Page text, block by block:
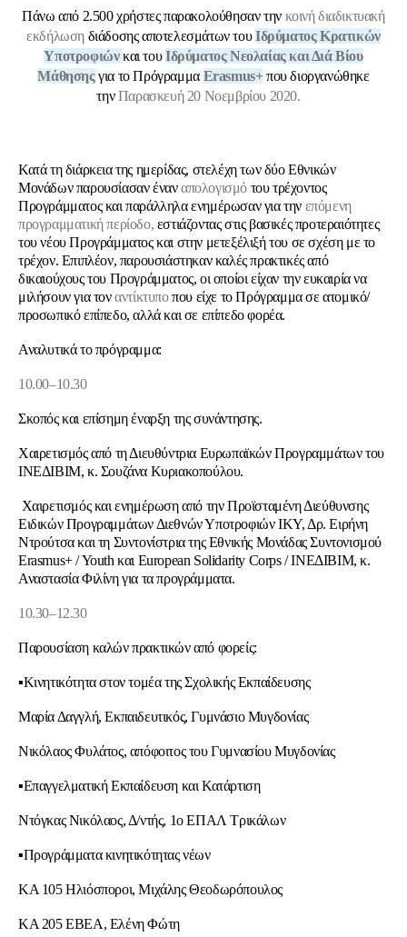
Πάνω από 2.500 χρήστες παρακολούθησαν την κοινή διαδικτυακή
εκδήλωση διάδοσης αποτελεσμάτων τουΙδρύματος Κρατικών
Υποτροφιώνκαι τουΙδρύματος Νεολαίας και Διά Βίου
Μάθησηςγια το Πρόγραμμα Erasmus+που διοργανώθηκε
τηνΠαρασκευή 20 Νοεμβρίου 2020.
Κατά τη διάρκεια της ημερίδας, στελέχη των δύο Εθνικών
Μονάδων παρουσίασαν έναναπολογισμό του τρέχοντος
Προγράμματος και παράλληλα ενημέρωσαν για την επόμενη
προγραμματική περίοδο, εστιάζοντας στις βασικές προτεραιότητες
του νέου Προγράμματος και στην μετεξέλιξή του σε σχέση με το
τρέχον. Επιπλέον, παρουσιάστηκαν καλές πρακτικές από
δικαιούχους του Προγράμματος, οι οποίοι είχαν την ευκαιρία να
μιλήσουν για τοναντίκτυποπου είχε το Πρόγραμμα σε ατομικό/
προσωπικό επίπεδο, αλλά και σε επίπεδο φορέα.
Αναλυτικά το πρόγραμμα:
10.00–10.30
Σκοπός και επίσημη έναρξη της συνάντησης.
Χαιρετισμός από τη Διευθύντρια Ευρωπαϊκών Προγραμμάτων του
ΙΝΕΔΙΒΙΜ, κ. Σουζάνα Κυριακοπούλου.
Χαιρετισμός και ενημέρωση από την Προϊσταμένη Διεύθυνσης
Ειδικών Προγραμμάτων Διεθνών Υποτροφιών ΙΚΥ, Δρ. Ειρήνη
Ντρούτσα και τη Συντονίστρια της Εθνικής Μονάδας Συντονισμού
Erasmus+ / Youth και European Solidarity Corps / ΙΝΕΔΙΒΙΜ, κ.
Αναστασία Φιλίνη για τα προγράμματα.
10.30–12.30
Παρουσίαση καλών πρακτικών από φορείς:
▪Κινητικότητα στον τομέα της Σχολικής Εκπαίδευσης
Μαρία Δαγγλή, Eκπαιδευτικός, Γυμνάσιο Μυγδονίας
Νικόλαος Φυλάτος, απόφοιτος του Γυμνασίου Μυγδονίας
▪Επαγγελματική Εκπαίδευση και Κατάρτιση
Ντόγκας Νικόλαος, Δ/ντής, 1ο ΕΠΑΛ Τρικάλων
▪Προγράμματα κινητικότητας νέων
KA 105 Ηλιόσποροι, Μιχάλης Θεοδωρόπουλος
KA 205 ΕΒΕΑ, Ελένη Φώτη